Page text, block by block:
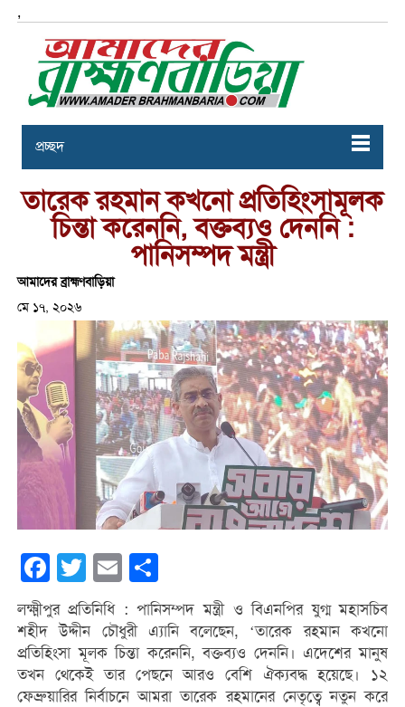
,
প্রচ্ছদ
তারেক রহমান কখনো প্রতিহিংসামূলক
চিন্তা করেননি, বক্তব্যও দেননি :
পানিসম্পদ মন্ত্রী
আমাদের ব্রাহ্মণবাড়িয়া
মে ১৭, ২০২৬
Facebook
Twitter Email
লক্ষ্মীপুর প্রতিনিধি : পানিসম্পদ মন্ত্রী ও বিএনপির যুগ্ম মহাসচিব
শহীদ উদ্দীন চৌধুরী এ্যানি বলেছেন, ‘তারেক রহমান কখনো
প্রতিহিংসা মূলক চিন্তা করেননি, বক্তব্যও দেননি। এদেশের মানুষ
তখন থেকেই তার পেছনে আরও বেশি ঐক্যবদ্ধ হয়েছে। ১২
ফেব্রুয়ারির নির্বাচনে আমরা তারেক রহমানের নেতৃত্বে নতুন করে